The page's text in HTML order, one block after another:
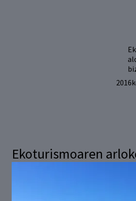
Ekoturismoaren